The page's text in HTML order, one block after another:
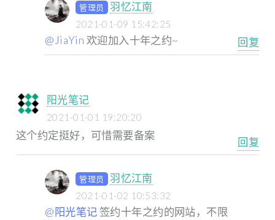
管理员 羽忆江南
2021-01-09 15:42:25
@JiaYin 欢迎加入十年之约~ 回复
阳光笔记
2021-01-01 19:20:20
这个约定挺好，可惜需要备案
回复
管理员 羽忆江南
2021-01-02 10:53:32
@阳光笔记 签约十年之约的网站，不限